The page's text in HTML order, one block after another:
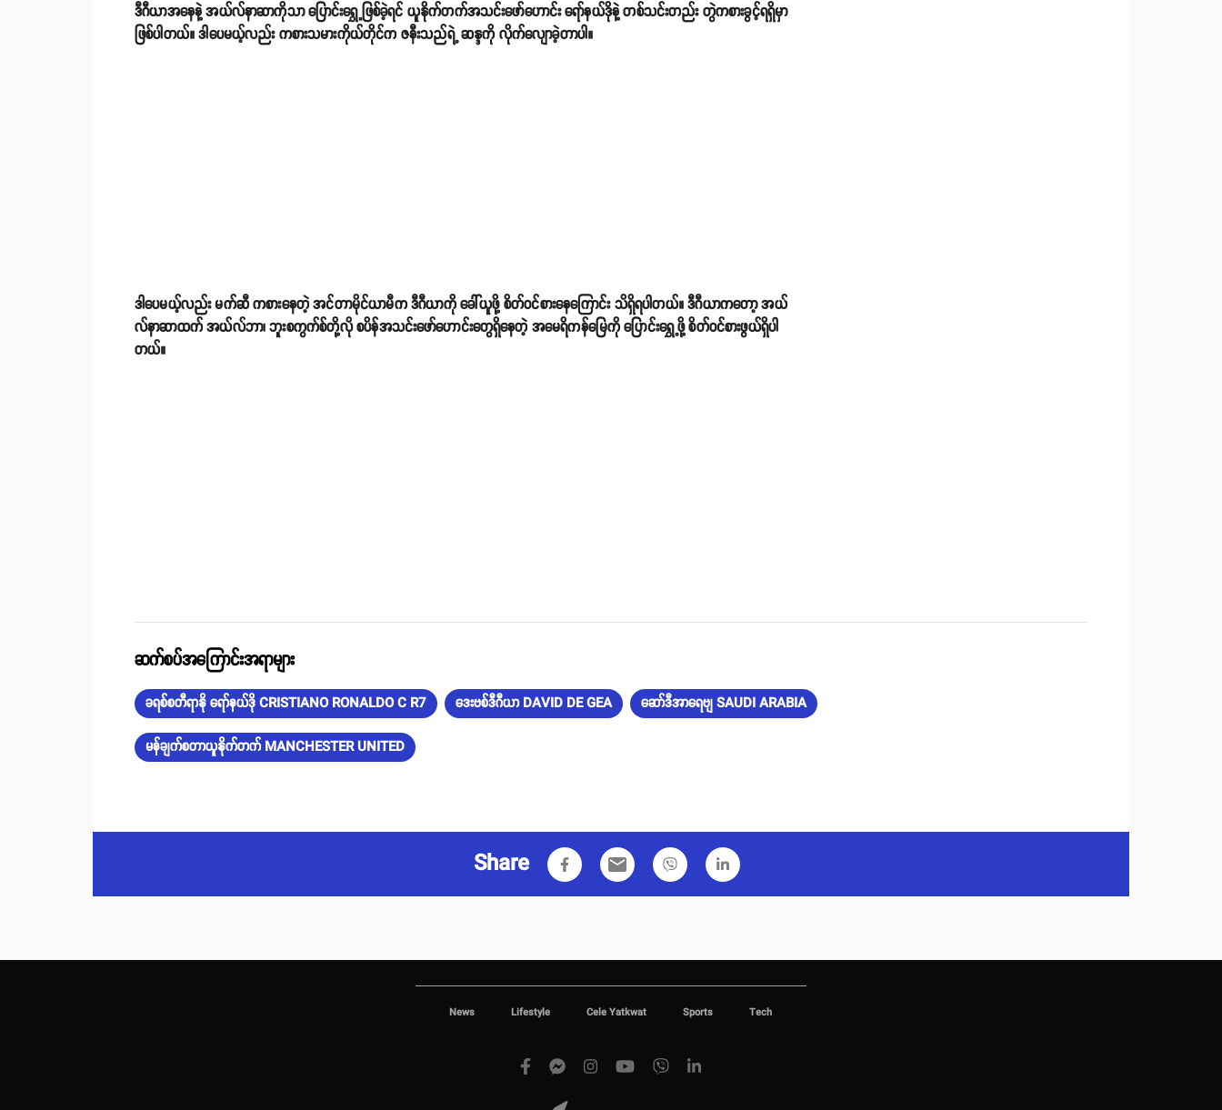
ဒီဂီယာအနေနဲ့ အယ်လ်နာဆာကိုသာ ပြောင်းရွှေ့ဖြစ်ခဲ့ရင် ယူနိုက်တက်အသင်းဖော်ဟောင်း ရော်နယ်ဒိုနဲ့ တစ်သင်းတည်း တွဲကစားခွင့်ရရှိမှာ
ဖြစ်ပါတယ်။​ ဒါပေမယ့်လည်း ကစားသမားကိုယ်တိုင်က ဇနီးသည်ရဲ့ ဆန္ဒကို လိုက်လျောခဲ့တာပါ။
ဒါပေမယ့်လည်း မက်ဆီ ကစားနေတဲ့ အင်တာမိုင်ယာမီက ဒီဂီယာကို ခေါ်ယူဖို့ စိတ်ဝင်စားနေကြောင်း သိရှိရပါတယ်။ ဒီဂီယာကတော့ အယ်
လ်နာဆာထက် အယ်လ်ဘာ၊ ဘူးစကွက်စ်တို့လို စပိန်အသင်းဖော်ဟောင်းတွေရှိနေတဲ့ အမေရိကန်မြေကို ပြောင်းရွှေ့ဖို့ စိတ်ဝင်စားဖွယ်ရှိပါ
တယ်။
ဆက်စပ်အကြောင်းအရာများ
ခရစ်စတီရာနို ရော်နယ်ဒို CRISTIANO RONALDO C R7 ဒေးဗစ်ဒီဂီယာ DAVID DE GEA ဆော်ဒီအာရေဗျ SAUDI ARABIA
မန်ချက်စတာယူနိုက်တက် MANCHESTER UNITED
Share email
News Lifestyle Cele Yatkwat Sports Tech